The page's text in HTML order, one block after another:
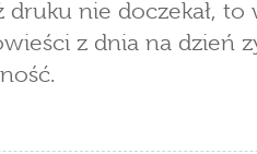
druku nie doczekał,
z dnia na dzień